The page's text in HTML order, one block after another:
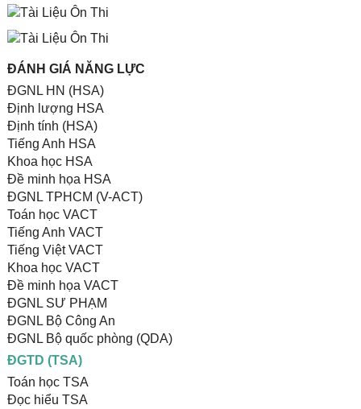
ĐÁNH GIÁ NĂNG LỰC
ĐGNL HN (HSA)
Định lượng HSA
Định tính (HSA)
Tiếng Anh HSA
Khoa học HSA
Đề minh họa HSA
ĐGNL TPHCM (V-ACT)
Toán học VACT
Tiếng Anh VACT
Tiếng Việt VACT
Khoa học VACT
Đề minh họa VACT
ĐGNL SƯ PHẠM
ĐGNL Bộ Công An
ĐGNL Bộ quốc phòng (QDA)
ĐGTD (TSA)
Toán học TSA
Đọc hiểu TSA